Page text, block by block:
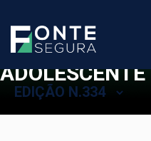
EDIÇÃO N.334
ESTATUTO DA
ADOLESCENTE